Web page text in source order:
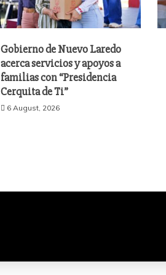
Gobierno de Nuevo Laredo
acerca servicios y apoyos a
familias con “Presidencia
Cerquita de Ti”
6 August, 2026